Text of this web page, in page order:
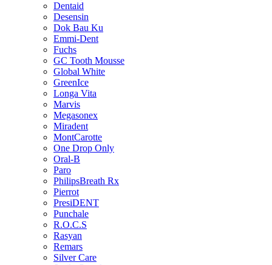
Dentaid
Desensin
Dok Bau Ku
Emmi-Dent
Fuchs
GC Tooth Mousse
Global White
GreenIce
Longa Vita
Marvis
Megasonex
Miradent
MontCarotte
One Drop Only
Oral-B
Paro
PhilipsBreath Rx
Pierrot
PresiDENT
Punchale
R.O.C.S
Rasyan
Remars
Silver Care